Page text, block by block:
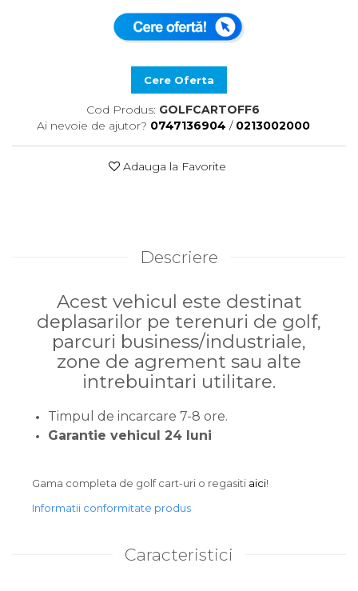
Cere Oferta
Cod Produs: GOLFCARTOFF6
Ai nevoie de ajutor? 0747136904 / 0213002000
Adauga la Favorite
Descriere
Acest vehicul este destinat
deplasarilor pe terenuri de golf,
parcuri business/industriale,
zone de agrement sau alte
intrebuintari utilitare.
Timpul de incarcare 7-8 ore.
Garantie vehicul 24 luni
Gama completa de golf cart-uri o regasiti aici!
Informatii conformitate produs
Caracteristici